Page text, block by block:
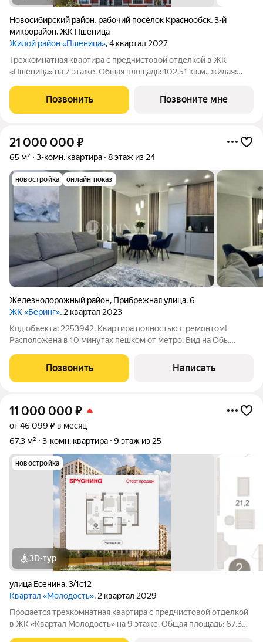
Новосибирский район, рабочий посёлок Краснообск,3-й
микрорайон,ЖК Пшеница
Жилой район «Пшеница», 4 квартал 2027
Трехкомнатная квартира с предчистовой отделкой в ЖК
«Пшеница» на 7 этаже. Общая площадь: 102.51 кв.м., жилая:
Высота потолков 2.82 м. Квартира с кухней-гостиной и двумя
спальнями в жилом
Позвонить Позвоните мне
21 000 000 ₽
65 м² 3-комн. квартира 8 этаж из 24
новостройка онлайн показ
Железнодорожный район, Прибрежная улица,6
ЖК «Беринг», 2 квартал 2023
Код объекта: 2253942. Квартира полностью с ремонтом!
Расположена в 10 минутах пешком от метро. Вид на Обь.
с двумя спальнями, большой кухней-гостиной, гардеробной,
постирочной! Установлены два
Позвонить Написать
11 000 000 ₽
от 46 099 ₽ в месяц
67,3 м²
3-комн. квартира 9 этаж из 25
новостройка
3D-тур
улица Есенина,3/1с12
Квартал «Молодость», 2 квартал 2029
Продается трехкомнатная квартира с предчистовой отделкой
в ЖК «Квартал Молодость» на 9 этаже. Общая площадь: 67.3